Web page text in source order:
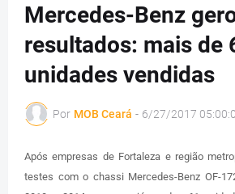
Mercedes-Benz
resultados: mais de
unidades vendidas
Por MOB Ceará - 6/27/2017
Após empresas de Fortaleza e região
testes com o chassi Mercedes-Benz OF-